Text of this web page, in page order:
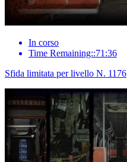
In corso
Time Remaining::71:36
Sfida limitata per livello N. 1176